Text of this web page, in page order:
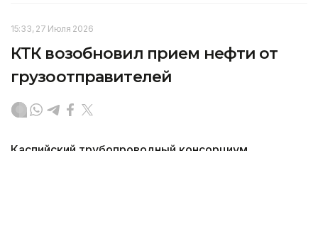
15:33, 27 Июля 2026
КТК возобновил прием нефти от
грузоотправителей
Каспийский трубопроводный консорциум